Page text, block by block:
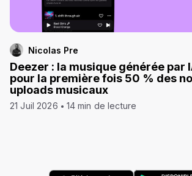
Nicolas Pre
Deezer : la musique générée par
pour la première fois 50 % des
uploads musicaux
21 Juil 2026 14 min de lecture